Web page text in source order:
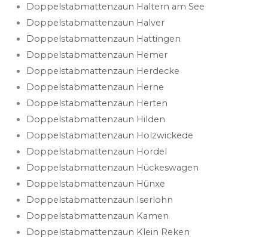
Doppelstabmattenzaun Haltern am See
Doppelstabmattenzaun Halver
Doppelstabmattenzaun Hattingen
Doppelstabmattenzaun Hemer
Doppelstabmattenzaun Herdecke
Doppelstabmattenzaun Herne
Doppelstabmattenzaun Herten
Doppelstabmattenzaun Hilden
Doppelstabmattenzaun Holzwickede
Doppelstabmattenzaun Hordel
Doppelstabmattenzaun Hückeswagen
Doppelstabmattenzaun Hünxe
Doppelstabmattenzaun Iserlohn
Doppelstabmattenzaun Kamen
Doppelstabmattenzaun Klein Reken